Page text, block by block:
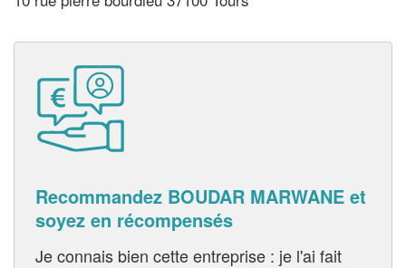
Recommandez BOUDAR MARWANE et
soyez en récompensés
Je connais bien cette entreprise : je l'ai fait